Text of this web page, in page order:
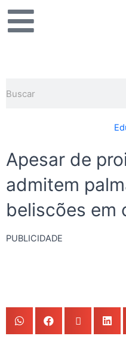
para
Apesar de
admitem
beliscões em
PUBLICIDADE